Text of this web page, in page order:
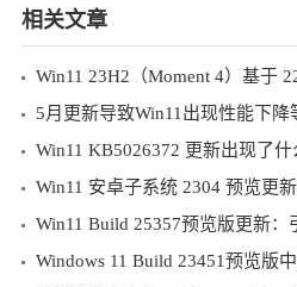
相关文章
Win11 KB5026372 更新出现了什
Win11 安卓子系统 2304 预览更
Win11 Build 25357预览版更新：